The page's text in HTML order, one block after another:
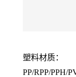
塑料材质：
PP/RPP/PPH/